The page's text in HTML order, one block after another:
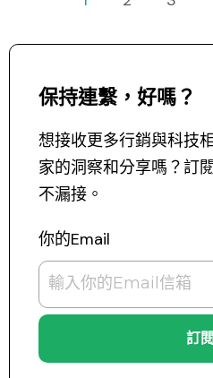
保持連繫，好嗎？
想接收更多行銷與科技
家的洞察和分享嗎？訂
不漏接。
你的Email
訂閱